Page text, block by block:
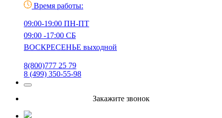
Время работы:
09:00-19:00 ПН-ПТ
09:00 -17:00 СБ
ВОСКРЕСЕНЬЕ выходной
8(800)777 25 79
8 (499) 350-55-98
Закажите звонок